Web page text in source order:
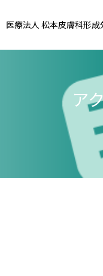
医療法人 松本皮膚科形成
ア